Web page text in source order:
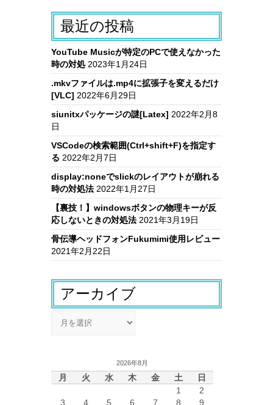
最近の投稿
YouTube Musicが特定のPCで使えなかった
時の対処 2023年1月24日
.mkvファイルは.mp4に拡張子を変えるだけ
[VLC] 2022年6月29日
siunitxパッケージの謎[Latex] 2022年2月8
日
VSCodeの検索範囲(Ctrl+shift+F)を指定す
る 2022年2月7日
display:noneでslickのレイアウトが崩れる
時の対処法 2022年1月27日
【裏技！】windowsボタンの物理キーが反
応しないときの対処法 2021年3月19日
骨伝導ヘッドフォンFukumimi使用レビュー
2021年2月22日
アーカイブ
2026年8月
月 火 水 木 金 土
日
1
2
3
4 5 6 7 8 9